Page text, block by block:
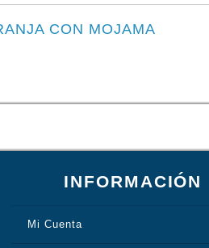
CON MOJAMA
INFORMACIÓN
Mi Cuenta